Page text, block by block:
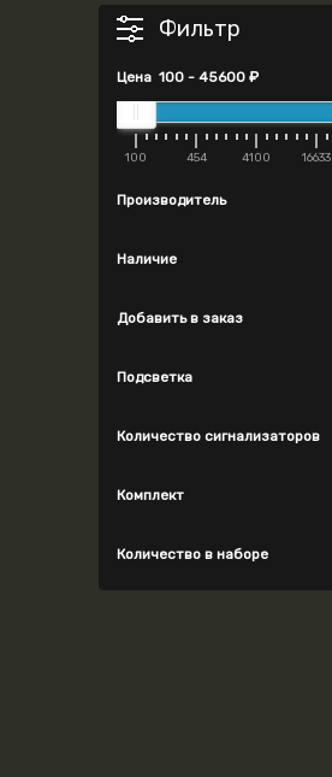
Фильтр
Цена100 -45600 ₽
100 454 4100 16633
Производитель
Наличие
Добавить в заказ
Подсветка
Количество сигнализаторов
Комплект
Количество в наборе